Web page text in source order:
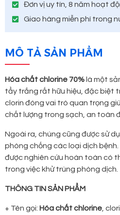
Đơn vị uy tín, 8 năm hoạt
Giao hàng miễn phí trong
MÔ TẢ SẢN PHẨM
Hóa chất chlorine 70%là một
tẩy trắng rất hữu hiệu, đặc biệt
clorin đóng vai trò quan trọng
chất lượng trong sạch, an toàn
Ngoài ra, chúng cũng được sử
phòng chống các loại dịch
được nghiên cứu hoàn toàn có
trong việc khử trùng phòng dịch.
THÔNG TIN SẢN PHẨM
+ Tên gọi: Hóa chất chlorine ,